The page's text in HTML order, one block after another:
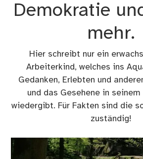
Demokratie
mehr.
Hier schreibt nur ein
Arbeiterkind, welches ins
Gedanken, Erlebten und
und das Gesehene in
wiedergibt. Für Fakten sind die
zuständig!